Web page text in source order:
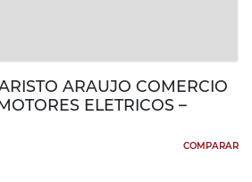
ARAUJO COMERCIO
ELETRICOS –
COMPARAR